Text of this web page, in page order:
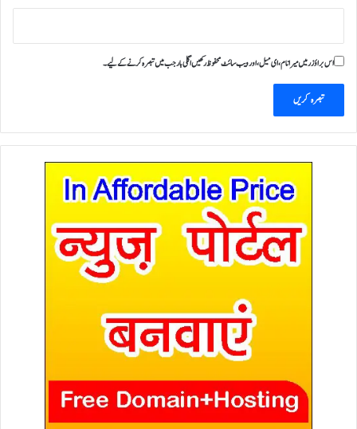
اس براؤزر میں میرا نام، ای میل، اور ویب سائٹ محفوظ رکھیں اگلی بار جب میں تبصرہ کرنے کےلیے۔